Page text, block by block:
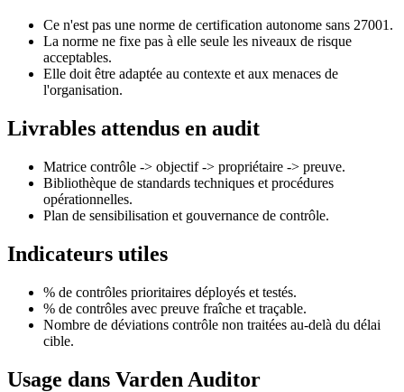
Ce n'est pas une norme de certification autonome sans 27001.
La norme ne fixe pas à elle seule les niveaux de risque
acceptables.
Elle doit être adaptée au contexte et aux menaces de
l'organisation.
Livrables attendus en audit
Matrice contrôle -> objectif -> propriétaire -> preuve.
Bibliothèque de standards techniques et procédures
opérationnelles.
Plan de sensibilisation et gouvernance de contrôle.
Indicateurs utiles
% de contrôles prioritaires déployés et testés.
% de contrôles avec preuve fraîche et traçable.
Nombre de déviations contrôle non traitées au-delà du délai
cible.
Usage dans Varden Auditor